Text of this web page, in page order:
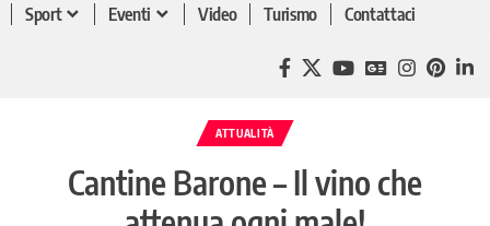
Sport
Eventi Video Turismo Contattaci
ATTUALITÀ
Cantine Barone – Il vino che